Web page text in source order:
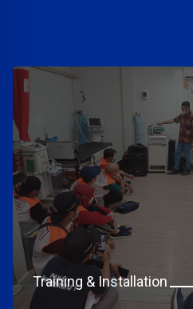
Training & Installation